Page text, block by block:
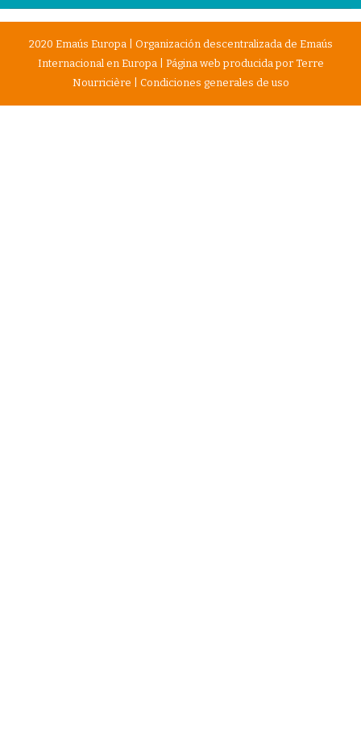
2020 Emaús Europa | Organización descentralizada de Emaús
Internacional en Europa | Página web producida por Terre
Nourricière
Condiciones generales de uso